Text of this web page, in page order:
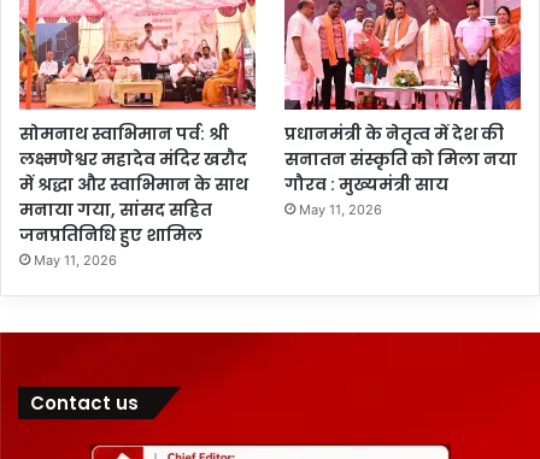
सोमनाथ स्वाभिमान पर्व: श्री
लक्ष्मणेश्वर महादेव मंदिर खरौद
में श्रद्धा और स्वाभिमान के साथ
मनाया गया, सांसद सहित
जनप्रतिनिधि हुए शामिल
May 11, 2026
प्रधानमंत्री के नेतृत्व में देश की
सनातन संस्कृति को मिला नया
गौरव : मुख्यमंत्री साय
May 11, 2026
Contact us